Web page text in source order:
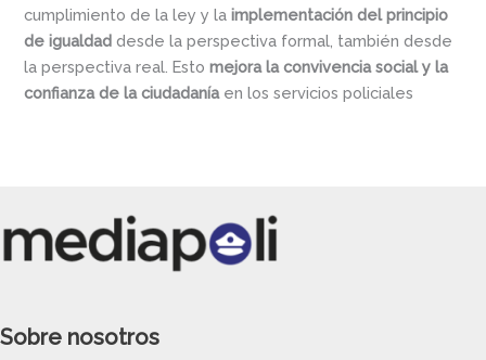
cumplimiento de la ley y laimplementación del principio
de igualdaddesde la perspectiva formal, también desde
la perspectiva real. Esto mejora la convivencia social y la
confianza de la ciudadaníaen los servicios policiales
Sobre nosotros